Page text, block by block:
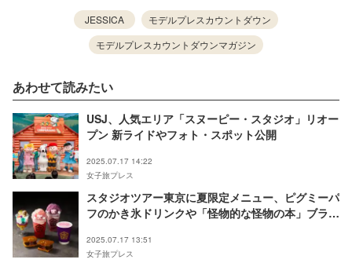
JESSICA
モデルプレスカウントダウン
モデルプレスカウントダウンマガジン
あわせて読みたい
USJ、人気エリア「スヌーピー・スタジオ」リオー
プン 新ライドやフォト・スポット公開
2025.07.17 14:22
女子旅プレス
スタジオツアー東京に夏限定メニュー、ピグミーパ
フのかき氷ドリンクや「怪物的な怪物の本」ブラウ
2025.07.17 13:51
女子旅プレス